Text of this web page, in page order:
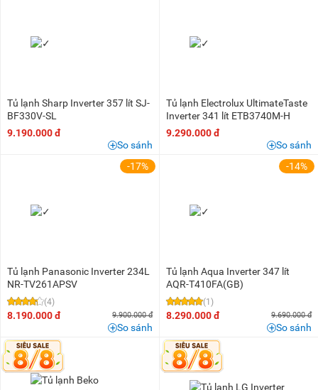
Tủ lạnh Sharp Inverter 357 lít SJ-
BF330V-SL
9.190.000 đ
So sánh
Tủ lạnh Electrolux UltimateTaste
Inverter 341 lít ETB3740M-H
9.290.000 đ
So sánh
-17%
Tủ lạnh Panasonic Inverter 234L
NR-TV261APSV
(4)
8.190.000 đ 9.900.000 đ
So sánh
-14%
Tủ lạnh Aqua Inverter 347 lít
AQR-T410FA(GB)
(1)
8.290.000 đ 9.690.000 đ
So sánh